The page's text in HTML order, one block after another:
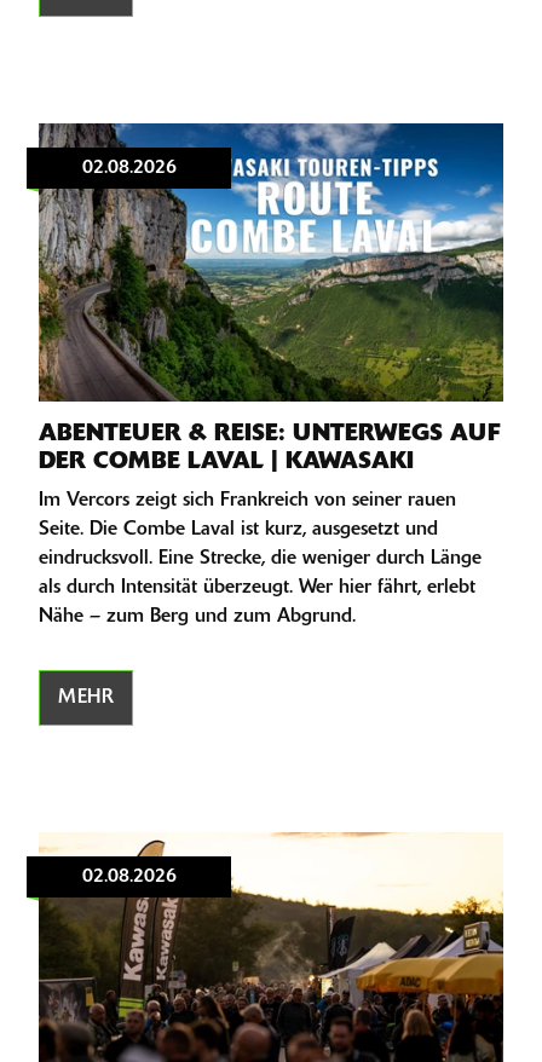
02.08.2026
ABENTEUER & REISE: UNTERWEGS AUF
DER COMBE LAVAL | KAWASAKI
Im Vercors zeigt sich Frankreich von seiner rauen
Seite. Die Combe Laval ist kurz, ausgesetzt und
eindrucksvoll. Eine Strecke, die weniger durch Länge
als durch Intensität überzeugt. Wer hier fährt, erlebt
Nähe – zum Berg und zum Abgrund.
MEHR
02.08.2026